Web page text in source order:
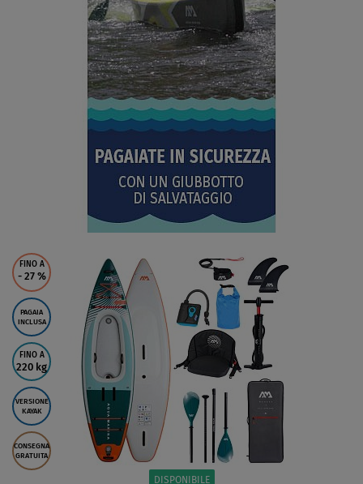
FINO A
- 27 %
PAGAIA
INCLUSA
FINO A
220 kg
VERSIONE
KAYAK
CONSEGNA
GRATUITA
DISPONIBILE